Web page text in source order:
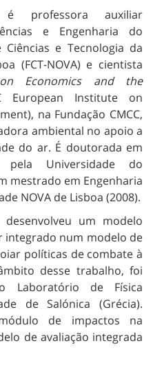
professora auxiliar
e Engenharia do
e Tecnologia da
(FCT-NOVA) e cientista
Economics and the
European Institute on
na Fundação CMCC,
ambiental no apoio a
do ar. É doutorada em
pela Universidade do
mestrado em Engenharia
NOVA de Lisboa (2008).
um modelo
integrado num modelo de
políticas de combate à
desse trabalho, foi
Laboratório de Física
de Salónica (Grécia).
de impactos na
de avaliação integrada